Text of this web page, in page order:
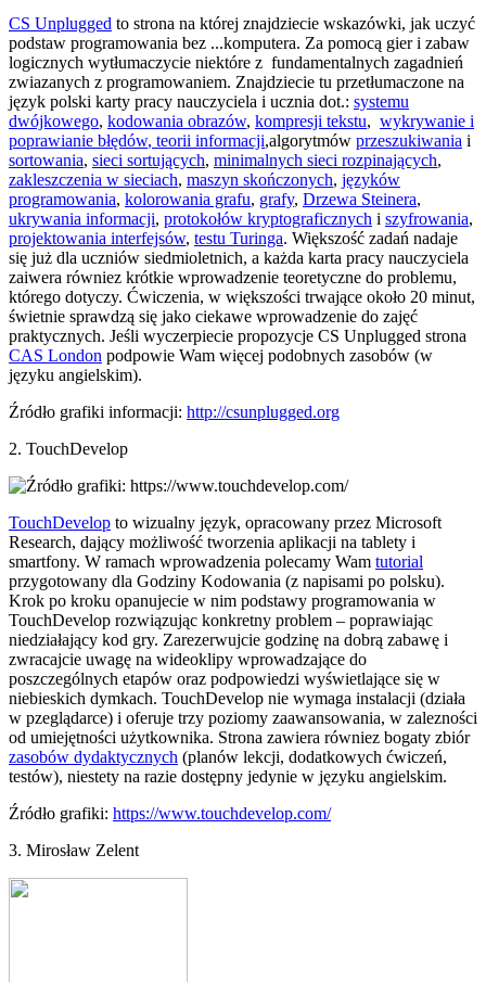
CS Unplugged to strona na której znajdziecie wskazówki, jak uczyć
podstaw programowania bez ...komputera. Za pomocą gier i zabaw
logicznych wytłumaczycie niektóre z fundamentalnych zagadnień
zwiazanych z programowaniem. Znajdziecie tu przetłumaczone na
język polski karty pracy nauczyciela i ucznia dot.: systemu
dwójkowego, kodowania obrazów, kompresji tekstu, wykrywanie i
poprawianie błędów, teorii informacji,algorytmów przeszukiwania i
sortowania, sieci sortujących, minimalnych sieci rozpinających,
zakleszczenia w sieciach, maszyn skończonych, języków
programowania, kolorowania grafu, grafy, Drzewa Steinera,
ukrywania informacji, protokołów kryptograficznych i szyfrowania,
projektowania interfejsów, testu Turinga. Większość zadań nadaje
się już dla uczniów siedmioletnich, a każda karta pracy nauczyciela
zaiwera równiez krótkie wprowadzenie teoretyczne do problemu,
którego dotyczy. Ćwiczenia, w większości trwające około 20 minut,
świetnie sprawdzą się jako ciekawe wprowadzenie do zajęć
praktycznych. Jeśli wyczerpiecie propozycje CS Unplugged strona
CAS London podpowie Wam więcej podobnych zasobów (w
języku angielskim).
Źródło grafiki informacji: http://csunplugged.org
2. TouchDevelop
TouchDevelop to wizualny język, opracowany przez Microsoft
Research, dający możliwość tworzenia aplikacji na tablety i
smartfony. W ramach wprowadzenia polecamy Wam tutorial
przygotowany dla Godziny Kodowania (z napisami po polsku).
Krok po kroku opanujecie w nim podstawy programowania w
TouchDevelop rozwiązując konkretny problem – poprawiając
niedziałający kod gry. Zarezerwujcie godzinę na dobrą zabawę i
zwracajcie uwagę na wideoklipy wprowadzające do
poszczególnych etapów oraz podpowiedzi wyświetlające się w
niebieskich dymkach. TouchDevelop nie wymaga instalacji (działa
w pzeglądarce) i oferuje trzy poziomy zaawansowania, w zalezności
od umiejętności użytkownika. Strona zawiera równiez bogaty zbiór
zasobów dydaktycznych (planów lekcji, dodatkowych ćwiczeń,
testów), niestety na razie dostępny jedynie w języku angielskim.
Źródło grafiki: https://www.touchdevelop.com/
3. Mirosław Zelent